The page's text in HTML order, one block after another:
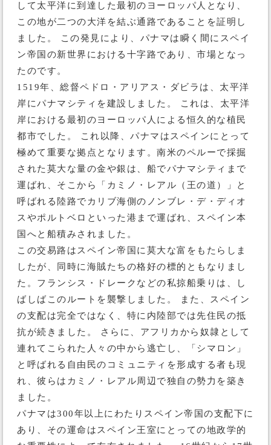
して太平洋に到達した最初のヨーロッパ人となり、
この地が二つの大洋を結ぶ通路であることを証明し
ました。 この発見により、パナマは瞬く間にスペイ
ン帝国の新世界における十字路であり、市場となっ
たのです。
1519年、総督ペドロ・アリアス・ダビラは、太平洋
岸にパナマシティを建設しました。 これは、太平洋
岸における最初のヨーロッパ人による恒久的な植民
都市でした。 これ以降、パナマはスペインにとって
極めて重要な拠点となります。南米のペルーで採掘
された莫大な量の金や銀は、船でパナマシティまで
運ばれ、そこから「カミノ・レアル（王の道）」と
呼ばれる陸路でカリブ海側のノンブレ・デ・ディオ
スやポルトベロといった港まで運ばれ、スペイン本
国へと船積みされました。
この交易路はスペイン帝国に莫大な富をもたらしま
したが、同時に海賊たちの格好の標的ともなりまし
た。フランシス・ドレークなどの私掠船乗りは、し
ばしばこのルートを襲撃しました。 また、スペイン
の支配は完全ではなく、特に内陸部では先住民の抵
抗が続きました。 さらに、アフリカから奴隷として
連れてこられた人々の中から逃亡し、「シマロン」
と呼ばれる自由民のコミュニティを形成する者も現
れ、彼らはカミノ・レアル周辺で独自の勢力を築き
ました。
パナマは300年以上にわたりスペイン帝国の支配下に
あり、その運命はスペイン王室にとっての地政学的